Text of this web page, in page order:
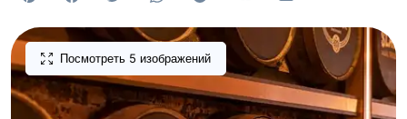
Посмотреть 5 изображений